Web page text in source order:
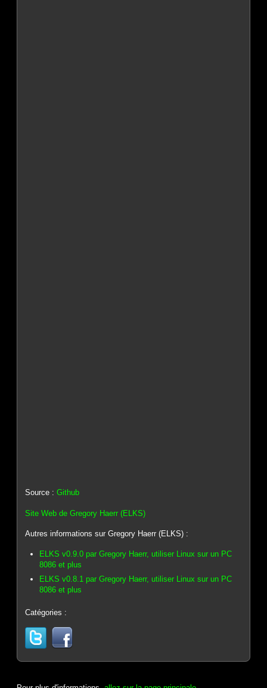
Source :Github
Site Web de Gregory Haerr (ELKS)
Autres informations sur Gregory Haerr (ELKS) :
ELKS v0.9.0 par Gregory Haerr, utiliser Linux sur un PC
8086 et plus
ELKS v0.8.1 par Gregory Haerr, utiliser Linux sur un PC
8086 et plus
Catégories :